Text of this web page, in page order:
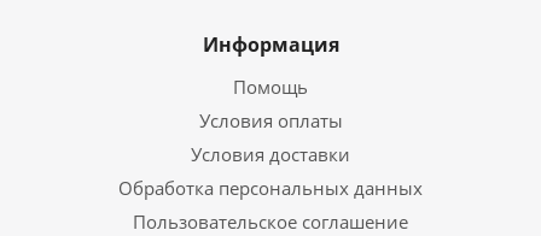
Информация
Помощь
Условия оплаты
Условия доставки
Обработка персональных данных
Пользовательское соглашение